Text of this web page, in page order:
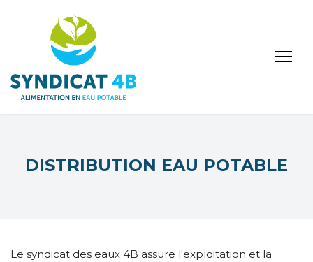
DISTRIBUTION EAU POTABLE
Le syndicat des eaux 4B assure l'exploitation et la